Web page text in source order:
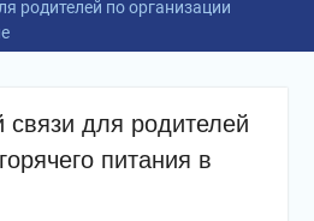
родителей по организации
для родителей
питания в